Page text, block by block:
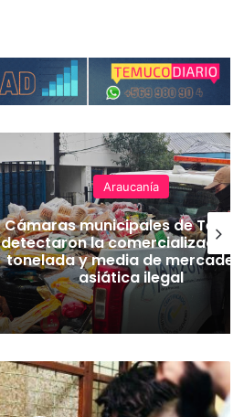
Araucanía
Cámaras municipales de
detectaron la comercialización
tonelada y media de
asiática ilegal